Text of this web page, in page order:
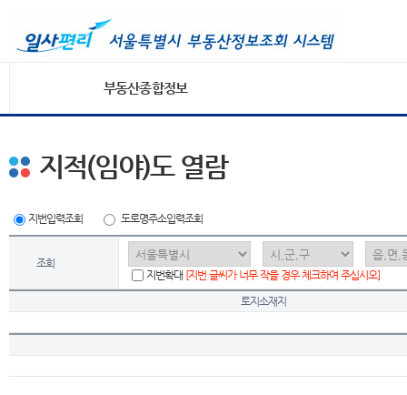
부동산종합정보
지적(임야)도 열람
지번입력조회 도로명주소입력조회
조회
지번확대 [지번 글씨가 너무 작을 경우 체크하여 주십시오]
토지소재지